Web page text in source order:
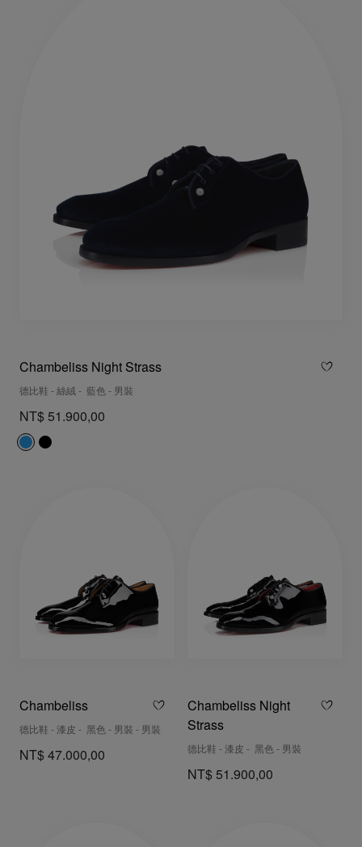
Chambeliss Night Strass
德比鞋 - 絲絨 - 藍色 - 男裝
NT$ 51.900,00
Chambeliss
德比鞋 - 漆皮 - 黑色 - 男裝 - 男裝
NT$ 47.000,00
Chambeliss Night
Strass
德比鞋 - 漆皮 - 黑色 - 男裝
NT$ 51.900,00